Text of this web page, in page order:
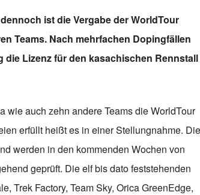
ist die Vergabe der WorldTour
Teams. Nach mehrfachen Dopingfällen
Lizenz für den kasachischen Rennstall
wie auch zehn andere Teams die WorldTour
erfüllt heißt es in einer Stellungnahme. Die
werden in den kommenden Wochen von
geprüft. Die elf bis dato feststehenden
Trek Factory, Team Sky, Orica GreenEdge,